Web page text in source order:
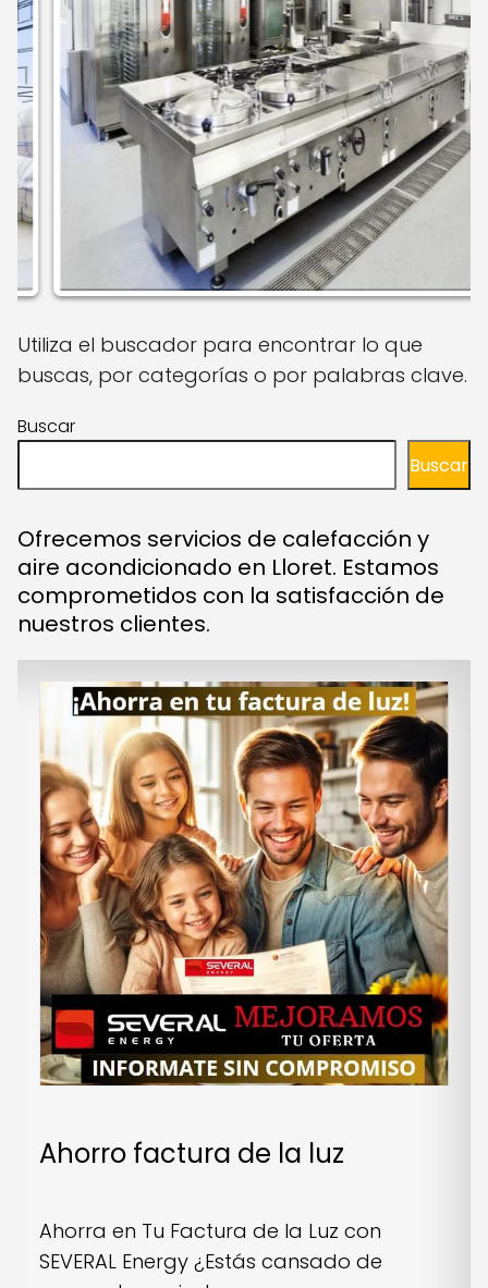
Utiliza el buscador para encontrar lo que
buscas, por categorías o por palabras clave.
Buscar
Buscar
Ofrecemos servicios de calefacción y
aire acondicionado en Lloret. Estamos
comprometidos con la satisfacción de
nuestros clientes.
Ahorro factura de la luz
Ahorra en Tu Factura de la Luz con
SEVERAL Energy ¿Estás cansado de